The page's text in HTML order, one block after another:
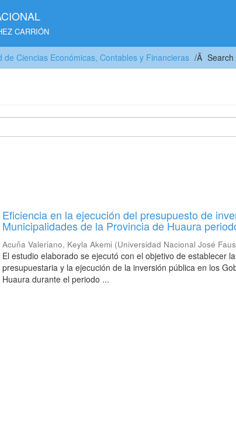
CARRIÓN
de Ciencias Económicas, Contables y Financieras Search
Eficiencia en la ejecución del presupuesto de
Municipalidades de la Provincia de Huaura
Acuña Valeriano, Keyla Akemi (Universidad Nacional José
El estudio elaborado se ejecutó con el objetivo de establecer
presupuestaria y la ejecución de la inversión pública en los
Huaura durante el periodo ...